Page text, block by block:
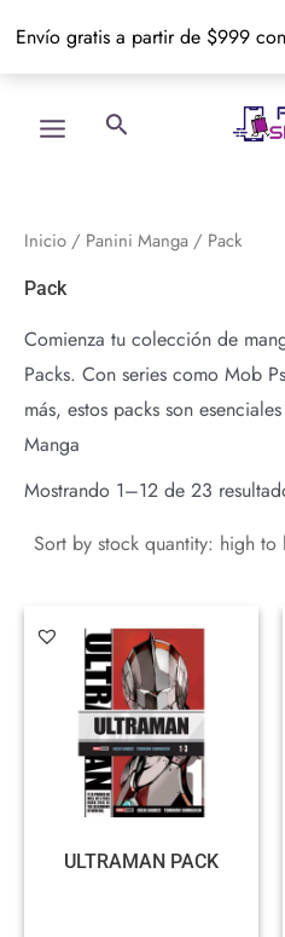
Envío gratis a partir de $999
Menu
Buscar
Inicio / Panini Manga / Pack
Pack
Comienza tu colección de
Packs. Con series como Mob
más, estos packs son
Manga
Mostrando 1–12 de 23
ULTRAMAN PACK